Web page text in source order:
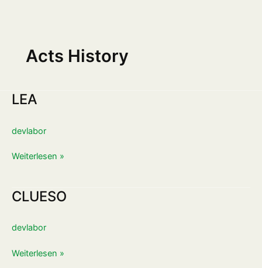
Acts History
LEA
devlabor
LEA
Weiterlesen »
CLUESO
devlabor
CLUESO
Weiterlesen »